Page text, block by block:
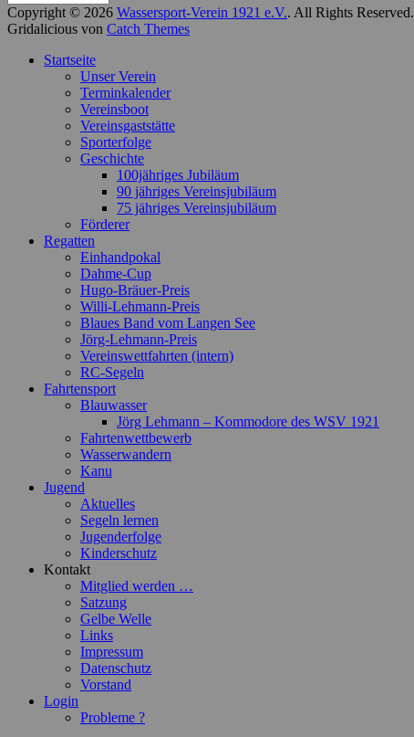
Copyright © 2026 Wassersport-Verein 1921 e.V.. All Rights Reserved.
Gridalicious von Catch Themes
oben
Startseite
Unser Verein
Terminkalender
Vereinsboot
Vereinsgaststätte
Sporterfolge
Geschichte
100jähriges Jubiläum
90 jähriges Vereinsjubiläum
75 jähriges Vereinsjubiläum
Förderer
Regatten
Einhandpokal
Dahme-Cup
Hugo-Bräuer-Preis
Willi-Lehmann-Preis
Blaues Band vom Langen See
Jörg-Lehmann-Preis
Vereinswettfahrten (intern)
RC-Segeln
Fahrtensport
Blauwasser
Jörg Lehmann – Kommodore des WSV 1921
Fahrtenwettbewerb
Wasserwandern
Kanu
Jugend
Aktuelles
Segeln lernen
Jugenderfolge
Kinderschutz
Kontakt
Mitglied werden …
Satzung
Gelbe Welle
Links
Impressum
Datenschutz
Vorstand
Login
Probleme ?